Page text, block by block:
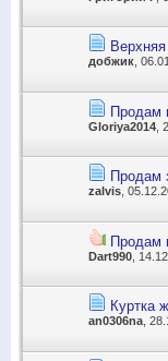
добжик ,
Продам
Gloriya2014 ,
Продам
zalvis ,
Продам
Dart990 ,
Куртка
an0306na ,